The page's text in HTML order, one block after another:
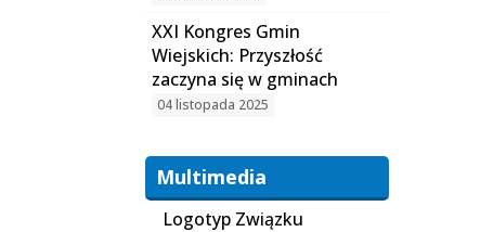
XXI Kongres Gmin
Wiejskich: Przyszłość
zaczyna się w gminach
04 listopada 2025
Multimedia
Logotyp Związku